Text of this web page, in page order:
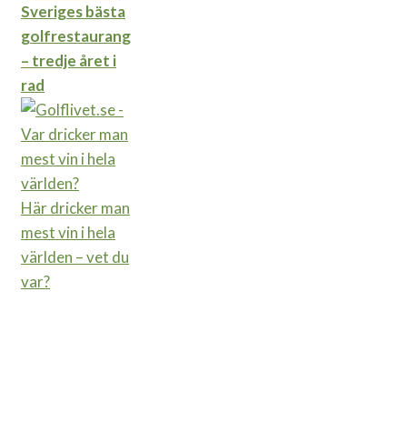
Sveriges bästa
golfrestaurang
– tredje året i
rad
Här dricker man
mest vin i hela
världen – vet du
var?